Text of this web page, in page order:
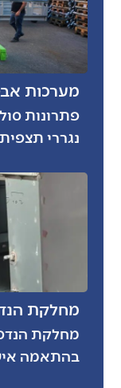
מערכות
פתרונות
נגררי
מחלקת
מחלקת
בהתאמה